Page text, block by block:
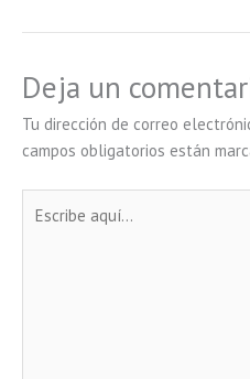
Deja un
Tu dirección de correo
campos obligatorios están
aquí...